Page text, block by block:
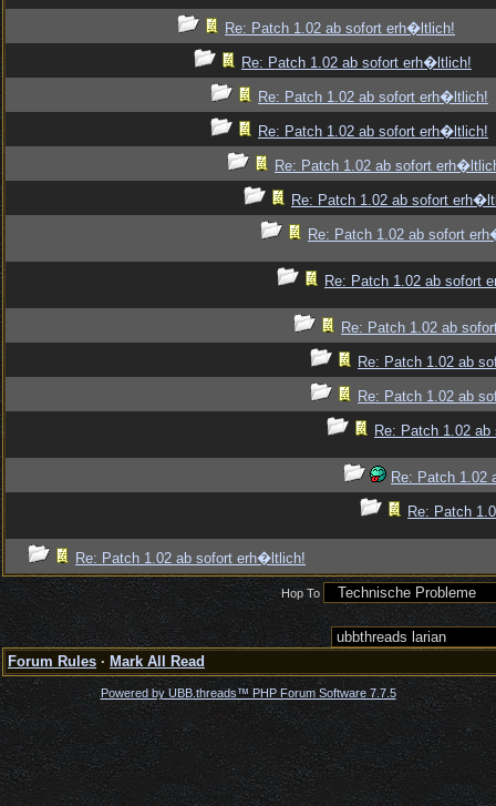
Re: Patch 1.02 ab sofort erh�ltlich!
Re: Patch 1.02 ab sofort erh�ltlich!
Re: Patch 1.02 ab sofort erh�ltlich!
Re: Patch 1.02 ab sofort erh�ltlich!
Re: Patch 1.02 ab sofort
Re: Patch 1.02 ab sofort
Re: Patch 1.02 ab sofort
Re: Patch 1.02 ab sofort
Re: Patch 1.02 ab
Re: Patch 1.02 ab
Re: Patch 1.02 ab
Re: Patch 1.02
Re: Patch
Re: Patch
Re: Patch 1.02 ab sofort erh�ltlich!
Hop To
Forum Rules · Mark All Read
Powered by UBB.threads™ PHP Forum Software 7.7.5